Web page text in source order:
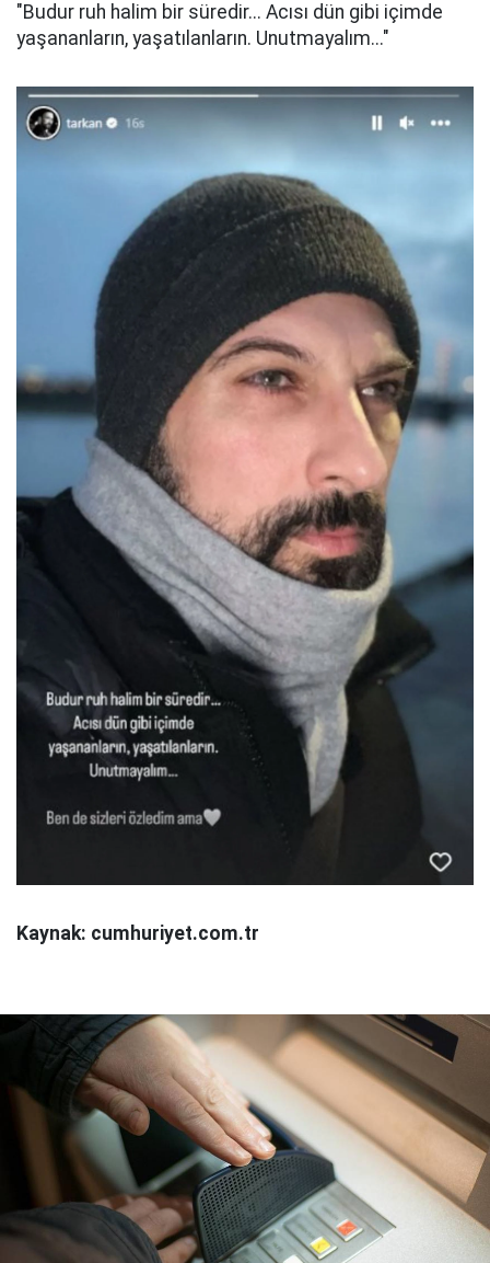
"Budur ruh halim bir süredir... Acısı dün gibi içimde
yaşananların, yaşatılanların. Unutmayalım..."
Kaynak: cumhuriyet.com.tr